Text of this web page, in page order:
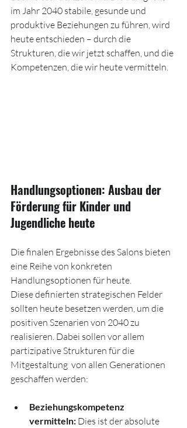
im Jahr 2040 stabile, gesunde und
produktive Beziehungen zu führen, wird
heute entschieden – durch die
Strukturen, die wir jetzt schaffen, und die
Kompetenzen, die wir heute vermitteln.
Handlungsoptionen: Ausbau der
Förderung für Kinder und
Jugendliche heute
Die finalen Ergebnisse des Salons bieten
eine Reihe von konkreten
Handlungsoptionen für heute.
Diese definierten strategischen Felder
sollten heute besetzen werden, um die
positiven Szenarien von 2040 zu
realisieren. Dabei sollen vor allem
partizipative Strukturen für die
Mitgestaltung  von allen Generationen
geschaffen werden:
Beziehungskompetenz
vermitteln: Dies ist der absolute